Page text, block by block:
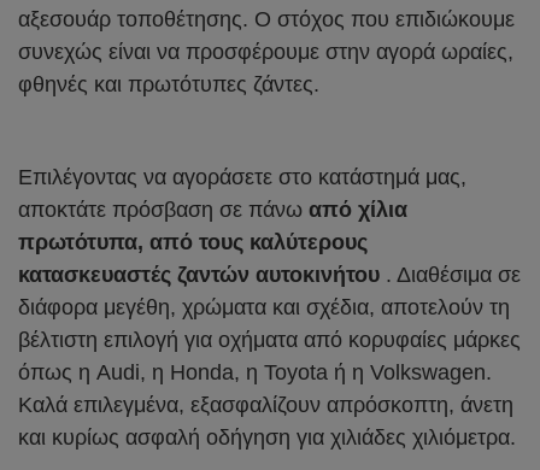
αξεσουάρ τοποθέτησης. Ο στόχος που επιδιώκουμε
συνεχώς είναι να προσφέρουμε στην αγορά ωραίες,
φθηνές και πρωτότυπες ζάντες.
Επιλέγοντας να αγοράσετε στο κατάστημά μας,
αποκτάτε πρόσβαση σε πάνω από χίλια
πρωτότυπα, από τους καλύτερους
κατασκευαστές ζαντών αυτοκινήτου . Διαθέσιμα σε
διάφορα μεγέθη, χρώματα και σχέδια, αποτελούν τη
βέλτιστη επιλογή για οχήματα από κορυφαίες μάρκες
όπως η Audi, η Honda, η Toyota ή η Volkswagen.
Καλά επιλεγμένα, εξασφαλίζουν απρόσκοπτη, άνετη
και κυρίως ασφαλή οδήγηση για χιλιάδες χιλιόμετρα.